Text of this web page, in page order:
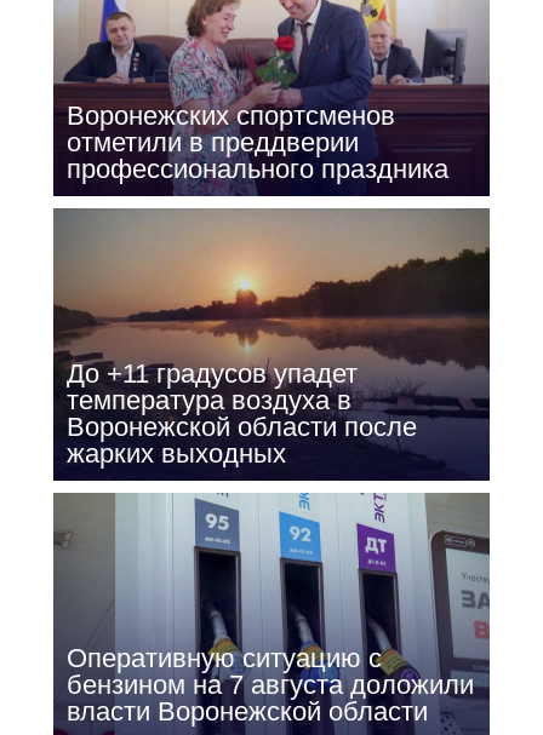
Воронежских спортсменов
отметили в преддверии
профессионального праздника
До +11 градусов упадет
температура воздуха в
Воронежской области после
жарких выходных
Оперативную ситуацию с
бензином на 7 августа доложили
власти Воронежской области